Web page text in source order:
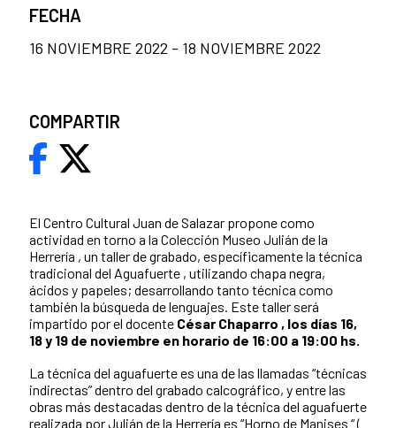
El Centro Cultural Juan de Salazar propone como
actividad en torno a la Colección Museo Julián de la
Herrería , un taller de grabado, específicamente la técnica
tradicional del Aguafuerte , utilizando chapa negra,
ácidos y papeles; desarrollando tanto técnica como
también la búsqueda de lenguajes. Este taller será
impartido por el docente César Chaparro , los días 16,
18 y 19 de noviembre en horario de 16:00 a 19:00 hs.
La técnica del aguafuerte es una de las llamadas “técnicas
indirectas” dentro del grabado calcográfico, y entre las
obras más destacadas dentro de la técnica del aguafuerte
realizada por Julián de la Herrería es “Horno de Manises “ (
FECHA
16 NOVIEMBRE 2022 - 18 NOVIEMBRE 2022
COMPARTIR